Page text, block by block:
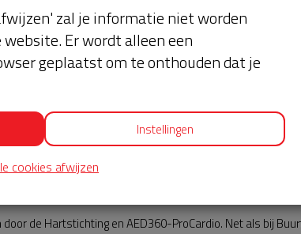
de Hartstichting en AED360-ProCardio. Net als bij
zal je informatie niet worden
Er wordt alleen een
geplaatst om te onthouden dat je
Instellingen
cookies afwijzen